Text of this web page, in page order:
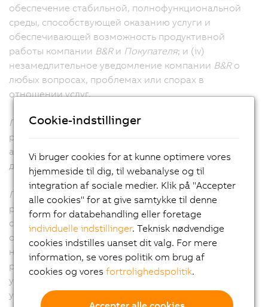
обеспечение стабильной, полнофункциональной
среды, способствующей оказанию услуги и
обеспечивающей возможность продуктивной
работы компании B&Rи Покупателя; и (iv)
незамедлительное уведомление компании B&Rо
любых вопросах, проблемах или спорах в
отношении услуг.
Покупательнесет ответственность за
результативность деятельности своего персонала и
агентов, а также за качество работ, выполняемых
для компании B&R в ходе оказания услуг.
Покупатель
подтверждает свое согласие с тем, что
результаты работы компанииB&R
своевременного и эффективного выполнения
обязательств
Покупателя в соответствии
настоящими ОПУ, а также от своевременных
решений и одобрений
Покупателя
в связи с
услугами. Компания
имеет право действовать с
учетом всех решений и согласованийПокупателя.
Cookie-indstillinger
Vi bruger cookies for at kunne optimere vores
hjemmeside til dig, til webanalyse og til
integration af sociale medier. Klik på "Accepter
alle cookies" for at give samtykke til denne
form for databehandling eller foretage
individuelle indstillinger. Teknisk nødvendige
cookies indstilles uanset dit valg. For mere
information, se vores politik om brug af
cookies og voresfortrolighedspolitik.